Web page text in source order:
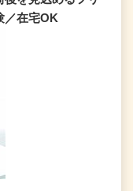
／在宅OK